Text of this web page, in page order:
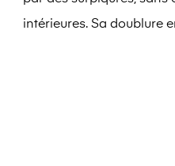
intérieures. Sa doublure